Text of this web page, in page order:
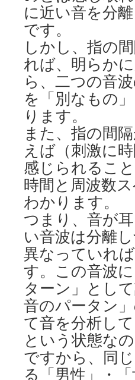
に近い音を分
です。
しかし、指の
れば、明らか
ら、二つの音
を「別なもの
ります。
また、指の間
えば（刺激に
感じられるこ
時間と周波数
わかります。
つまり、音が
い音波は分離
異なっていれ
す。この音波
ターン」とし
音のパータン
て音を分析し
という状態なの
ですから、同
る「男性」・